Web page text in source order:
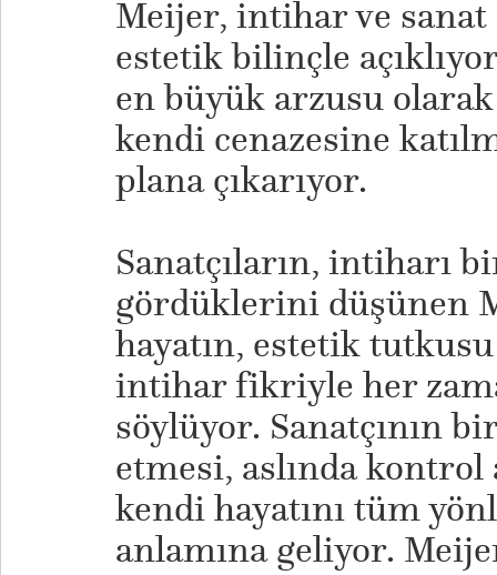
Meijer, intihar ve sanat
estetik bilinçle
en büyük arzusu
kendi cenazesine
plana çıkarıyor.
​Sanatçıların, intiharı
gördüklerini düşünen
hayatın, estetik
intihar fikriyle her
söylüyor. Sanatçının
etmesi, aslında
kendi hayatını tüm
anlamına geliyor.